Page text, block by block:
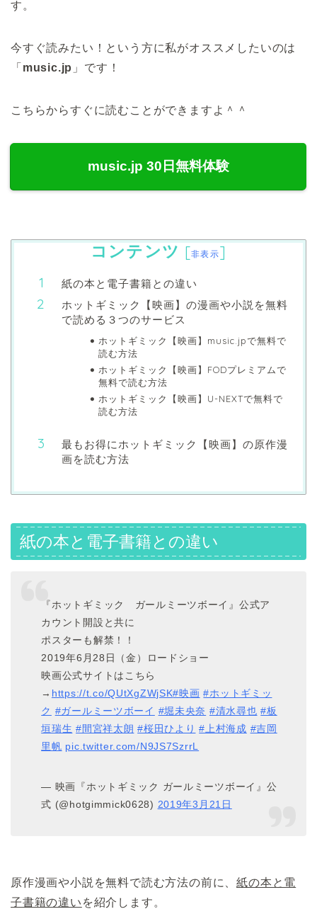
す。
今すぐ読みたい！という方に私がオススメしたいのは
「 music.jp 」です！
こちらからすぐに読むことができますよ＾＾
music.jp 30日無料体験
コンテンツ [非表示]
紙の本と電子書籍との違い
ホットギミック【映画】の漫画や小説を無料
で読める３つのサービス
ホットギミック【映画】music.jpで無料で
読む方法
ホットギミック【映画】FODプレミアムで
無料で読む方法
ホットギミック【映画】U-NEXTで無料で
読む方法
最もお得にホットギミック【映画】の原作漫
画を読む方法
紙の本と電子書籍との違い
『ホットギミック ガールミーツボーイ』公式ア
カウント開設と共に
ポスターも解禁！！
2019年6月28日（金）ロードショー
映画公式サイトはこちら
→ https://t.co/QUtXgZWjSK#映画 #ホットギミッ
ク #ガールミーツボーイ #堀未央奈 #清水尋也 #板
垣瑞生 #間宮祥太朗 #桜田ひより #上村海成 #吉岡
里帆 pic.twitter.com/N9JS7SzrrL
— 映画『ホットギミック ガールミーツボーイ』公
式 (@hotgimmick0628) 2019年3月21日
原作漫画や小説を無料で読む方法の前に、紙の本と電
子書籍の違い を紹介します。